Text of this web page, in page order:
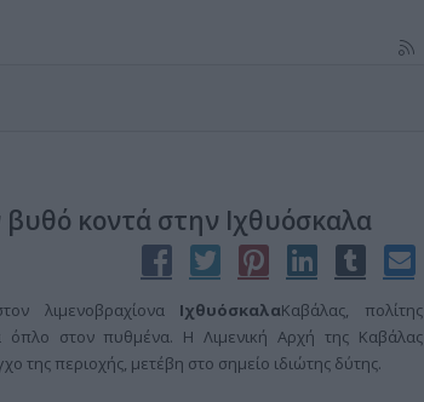
κοντά στην Ιχθυόσκαλα
λιμενοβραχίονα ΙχθυόσκαλαΚαβάλας, πολίτης
όπλο στον πυθμένα. Η Λιμενική Αρχή της Καβάλας
της περιοχής, μετέβη στο σημείο ιδιώτης δύτης.